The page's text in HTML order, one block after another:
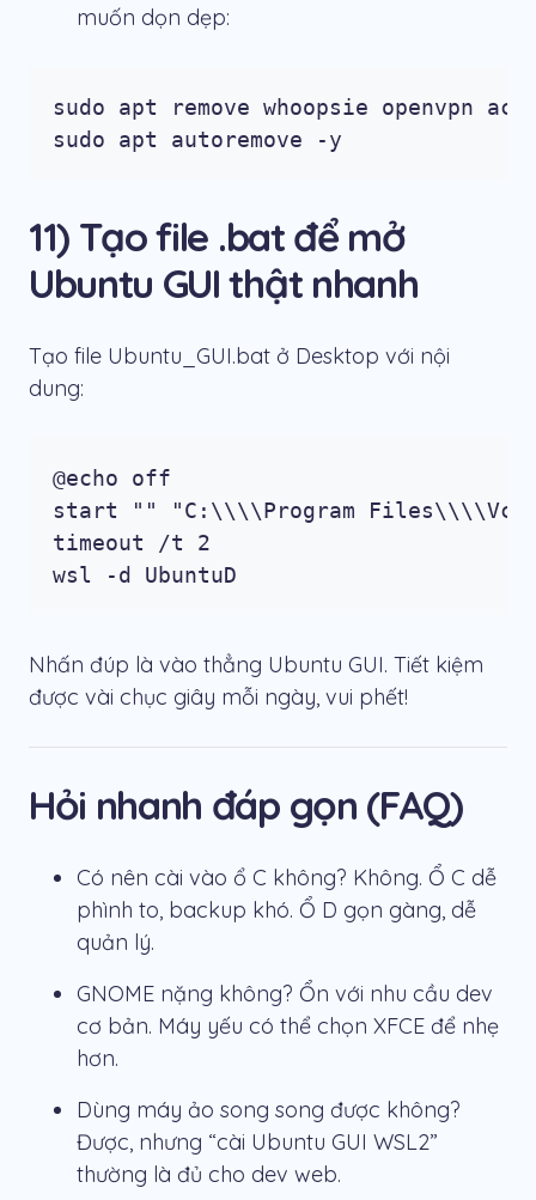
muốn dọn dẹp:
sudo apt remove whoopsie openvpn
sudo apt autoremove -y
11) Tạo file .bat để mở
Ubuntu GUI thật nhanh
Tạo file Ubuntu_GUI.bat ở Desktop với nội
dung:
@echo off
start "" "C:\\\\Program
timeout /t 2
wsl -d UbuntuD
Nhấn đúp là vào thẳng Ubuntu GUI. Tiết kiệm
được vài chục giây mỗi ngày, vui phết!
Hỏi nhanh đáp gọn (FAQ)
Có nên cài vào ổ C không? Không. Ổ C dễ
phình to, backup khó. Ổ D gọn gàng, dễ
quản lý.
GNOME nặng không? Ổn với nhu cầu dev
cơ bản. Máy yếu có thể chọn XFCE để nhẹ
hơn.
Dùng máy ảo song song được không?
Được, nhưng “cài Ubuntu GUI WSL2”
thường là đủ cho dev web.